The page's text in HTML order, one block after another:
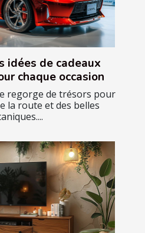
idées de cadeaux
chaque occasion
regorge de trésors pour
la route et des belles